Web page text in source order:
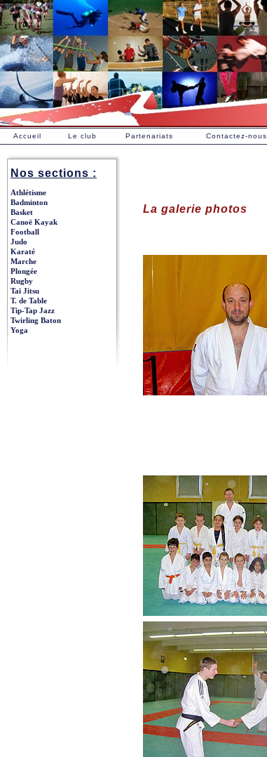
Accueil Le club Partenariats Contactez-nous
Nos sections :
Athlétisme
Badminton
Basket
Canoë Kayak
Football
Judo
Karaté
Marche
Plongée
Rugby
Taï Jitsu
T. de Table
Tip-Tap Jazz
Twirling Baton
Yoga
La galerie photos